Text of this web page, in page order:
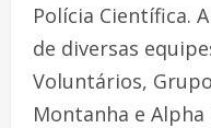
Polícia Científica.
de diversas
Voluntários,
Montanha e Alpha